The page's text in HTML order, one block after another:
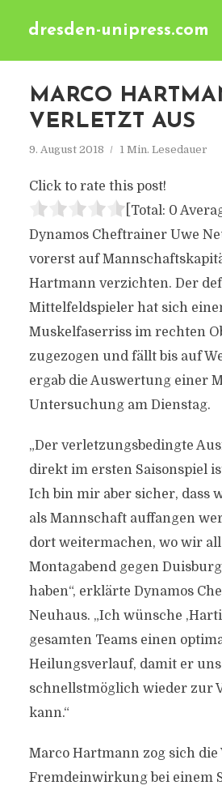
dresden-unipress.com
MARCO
VERLETZT AUS
9. August 2018 1 Min. Lesedauer
Click to rate this post!
[Total: 0
Dynamos Cheftrainer Uwe
vorerst auf
Hartmann verzichten. Der
Mittelfeldspieler hat sich
Muskelfaserriss im rechten
zugezogen und fällt bis auf
ergab die Auswertung einer
Untersuchung am Dienstag.
„Der verletzungsbedingte
direkt im ersten Saisonspiel
Ich bin mir aber sicher, dass
als Mannschaft auffangen
dort weitermachen, wo wir
Montagabend gegen
haben“, erklärte Dynamos
Neuhaus. „Ich wünsche
gesamten Teams einen
Heilungsverlauf, damit er uns
schnellstmöglich wieder zur
kann.“
Marco Hartmann zog sich die
Fremdeinwirkung bei einem